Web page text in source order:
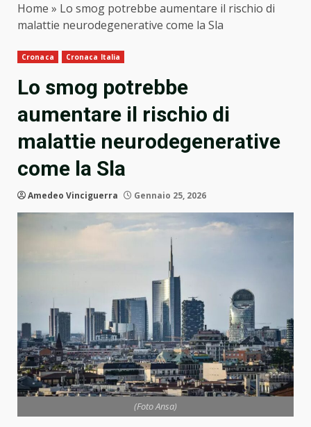
Home » Lo smog potrebbe aumentare il rischio di
malattie neurodegenerative come la Sla
Cronaca Cronaca Italia
Lo smog potrebbe
aumentare il rischio di
malattie neurodegenerative
come la Sla
Amedeo Vinciguerra Gennaio 25, 2026
(Foto Ansa)